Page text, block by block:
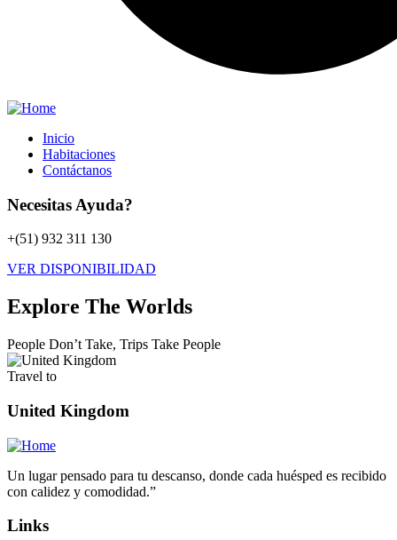
Inicio
Habitaciones
Contáctanos
Necesitas Ayuda?
+(51) 932 311 130
VER DISPONIBILIDAD
Explore The Worlds
People Don’t Take, Trips Take People
Travel to
United Kingdom
Un lugar pensado para tu descanso, donde cada huésped es recibido
con calidez y comodidad.”
Links